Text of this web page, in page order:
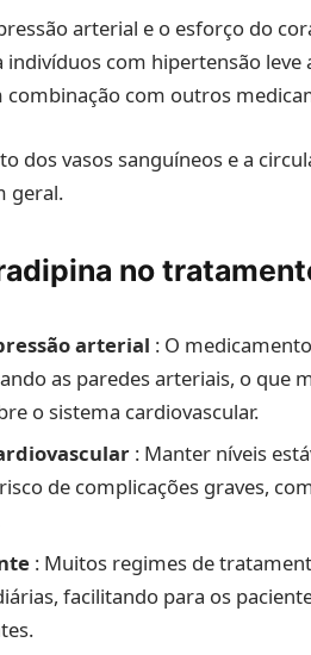
arterial e o esforço do
com hipertensão leve
com outros
dos vasos sanguíneos e a
geral.
no
arterial : O
as paredes arteriais, o que
o sistema cardiovascular.
: Manter níveis
de complicações graves,
: Muitos regimes de
facilitando para os